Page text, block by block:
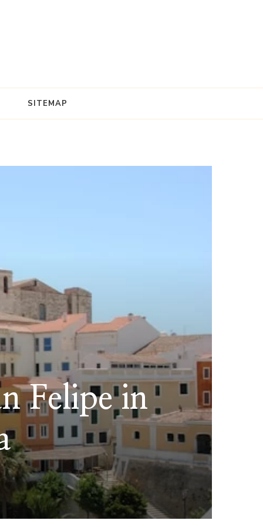
SITEMAP
Felipe in